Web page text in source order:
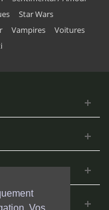
Star Wars
Vampires
Voitures